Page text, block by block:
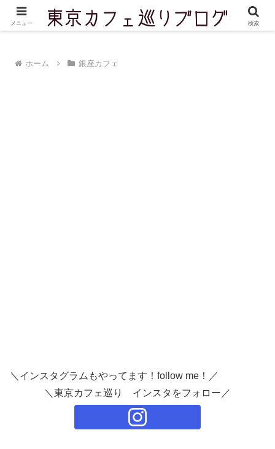
東京を中心に実際に訪問したカフェをご紹介しています
ホーム 銀座カフェ
＼インスタグラムもやってます！follow me！／
＼東京カフェ巡り インスタをフォロー／
メニュー 検索